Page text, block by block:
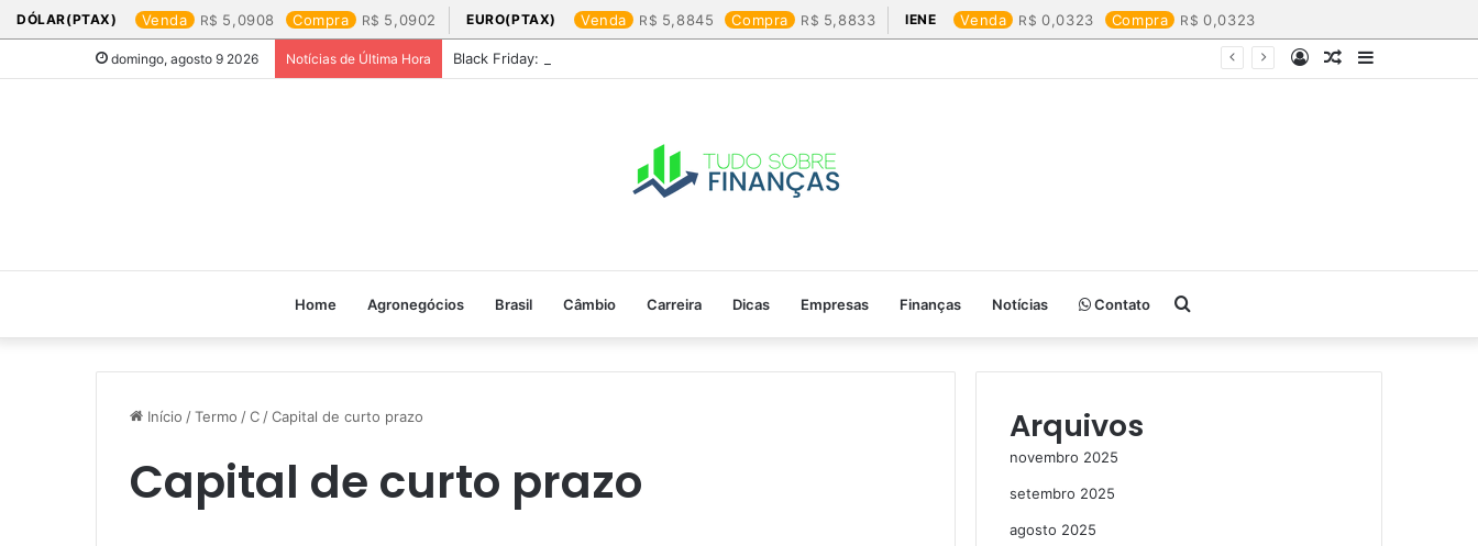
DÓLAR(PTAX) Venda 5,0908 Compra 5,0902 EURO(PTAX) Venda 5,8845 Compra 5,8833 IENE Venda 0,0323 Compra 0,0323
domingo, agosto 9 2026 Notícias de Última Hora Black Friday: os produtos que mais valem a pena
Barra
Artigo
Entrar
Home Agronegócios Brasil Câmbio Carreira Dicas Empresas Finanças Notícias Contato Procurar
por
Início /Termo /C /Capital de curto prazo
Capital de curto prazo
Arquivos
novembro 2025
setembro 2025
agosto 2025